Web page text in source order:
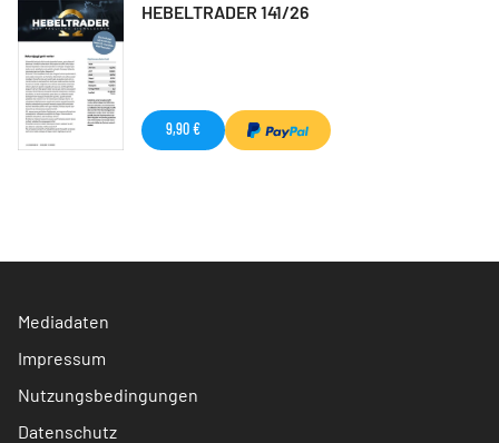
HEBELTRADER 141/26
9,90 €
Mediadaten
Impressum
Nutzungsbedingungen
Datenschutz